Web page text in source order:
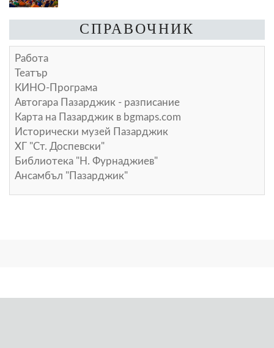
СПРАВОЧНИК
Работа
Театър
КИНО-Програма
Автогара Пазарджик - разписание
Карта на Пазарджик в bgmaps.com
Исторически музей Пазарджик
ХГ "Ст. Доспевски"
Библиотека "Н. Фурнаджиев"
Ансамбъл "Пазарджик"